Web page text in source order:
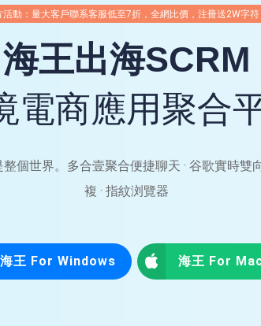
活動：量大客戶聯系客服低至7折，全網比價，注冊送2W字符
海王出海SCRM
電商應用聚合
個世界。多合壹聚合便捷聊天 · 谷歌實時雙
複 · 指紋浏覽器
海王 For Windows 海王 For